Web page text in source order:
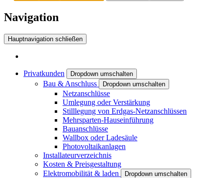
Navigation
Hauptnavigation schließen
Privatkunden Dropdown umschalten
Bau & Anschluss Dropdown umschalten
Netzanschlüsse
Umlegung oder Verstärkung
Stilllegung von Erdgas-Netzanschlüssen
Mehrsparten-Hauseinführung
Bauanschlüsse
Wallbox oder Ladesäule
Photovoltaikanlagen
Installateurverzeichnis
Kosten & Preisgestaltung
Elektromobilität & laden
Dropdown umschalten